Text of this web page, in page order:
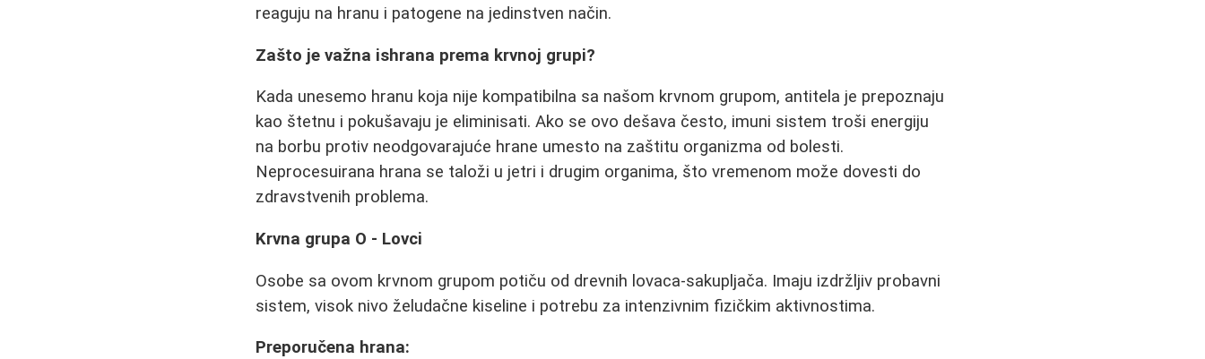
reaguju na hranu i patogene na jedinstven način.
Zašto je važna ishrana prema krvnoj grupi?
Kada unesemo hranu koja nije kompatibilna sa našom krvnom grupom, antitela je prepoznaju
kao štetnu i pokušavaju je eliminisati. Ako se ovo dešava često, imuni sistem troši energiju
na borbu protiv neodgovarajuće hrane umesto na zaštitu organizma od bolesti.
Neprocesuirana hrana se taloži u jetri i drugim organima, što vremenom može dovesti do
zdravstvenih problema.
Krvna grupa O - Lovci
Osobe sa ovom krvnom grupom potiču od drevnih lovaca-sakupljača. Imaju izdržljiv probavni
sistem, visok nivo želudačne kiseline i potrebu za intenzivnim fizičkim aktivnostima.
Preporučena hrana: